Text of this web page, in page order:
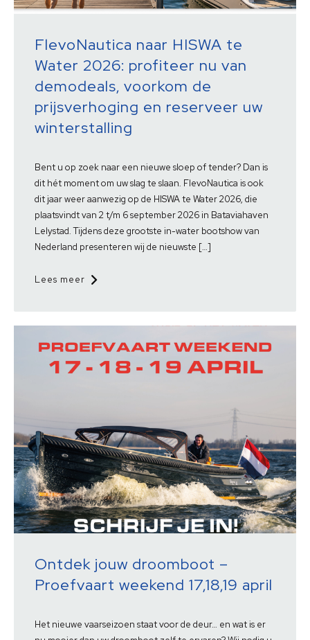
FlevoNautica naar HISWA te
Water 2026: profiteer nu van
demodeals, voorkom de
prijsverhoging en reserveer uw
winterstalling
Bent u op zoek naar een nieuwe sloep of tender? Dan is
dit hét moment om uw slag te slaan. FlevoNautica is ook
dit jaar weer aanwezig op de HISWA te Water 2026, die
plaatsvindt van 2 t/m 6 september 2026 in Bataviahaven
Lelystad. Tijdens deze grootste in-water bootshow van
Nederland presenteren wij de nieuwste […]
Lees meer
Ontdek jouw droomboot –
Proefvaart weekend 17,18,19 april
Het nieuwe vaarseizoen staat voor de deur… en wat is er